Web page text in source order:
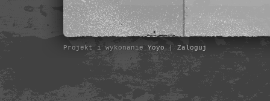
Projekt i wykonanie Yoyo Zaloguj